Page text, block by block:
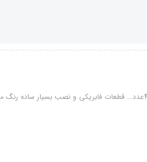
مشخصات: 10 تیکه شامل پنل دور ضبط-دور ساعت-4عدد مچی در-4عدد... قطعات فابریکی و